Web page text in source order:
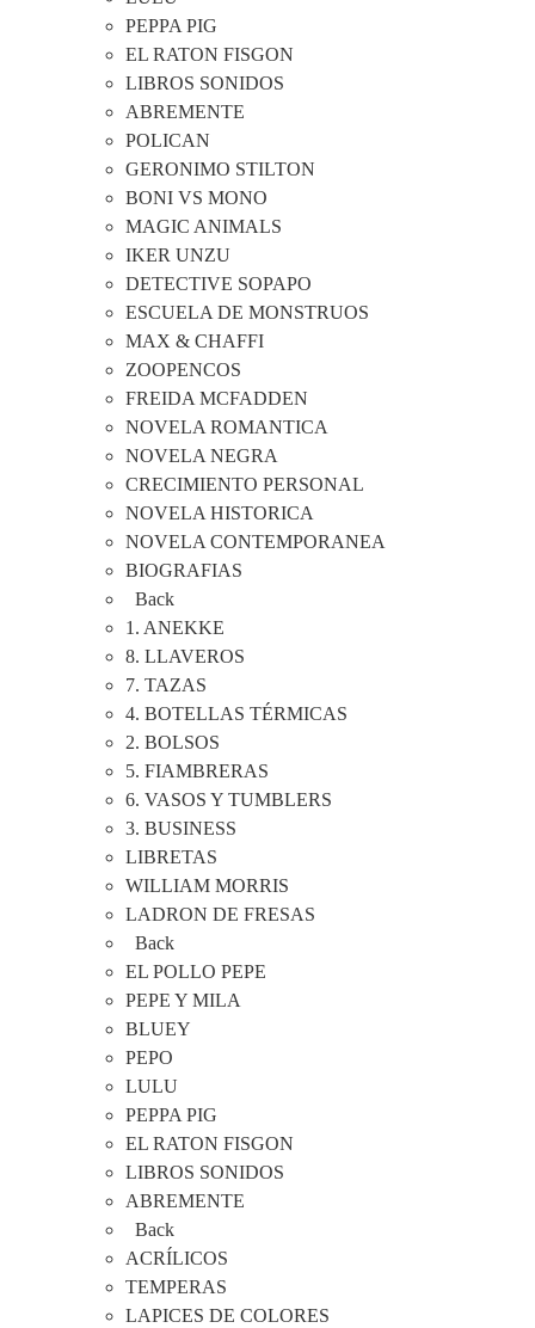
PEPPA PIG
EL RATON FISGON
LIBROS SONIDOS
ABREMENTE
POLICAN
GERONIMO STILTON
BONI VS MONO
MAGIC ANIMALS
IKER UNZU
DETECTIVE SOPAPO
ESCUELA DE MONSTRUOS
MAX & CHAFFI
ZOOPENCOS
FREIDA MCFADDEN
NOVELA ROMANTICA
NOVELA NEGRA
CRECIMIENTO PERSONAL
NOVELA HISTORICA
NOVELA CONTEMPORANEA
BIOGRAFIAS
Back
1. ANEKKE
8. LLAVEROS
7. TAZAS
4. BOTELLAS TÉRMICAS
2. BOLSOS
5. FIAMBRERAS
6. VASOS Y TUMBLERS
3. BUSINESS
LIBRETAS
WILLIAM MORRIS
LADRON DE FRESAS
Back
EL POLLO PEPE
PEPE Y MILA
BLUEY
PEPO
LULU
PEPPA PIG
EL RATON FISGON
LIBROS SONIDOS
ABREMENTE
Back
ACRÍLICOS
TEMPERAS
LAPICES DE COLORES